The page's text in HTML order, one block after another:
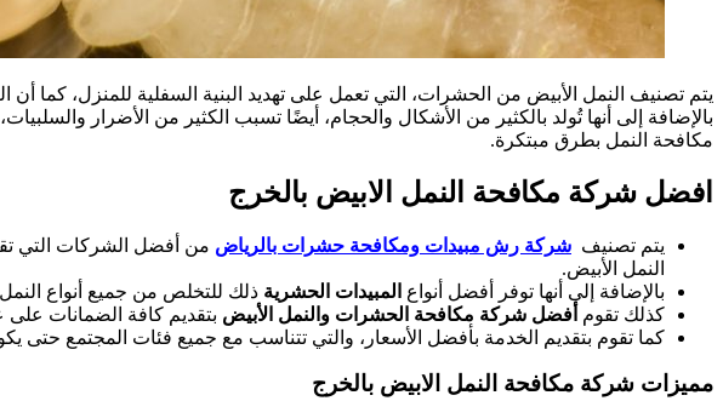
يتم تصنيف النمل الأبيض من الحشرات، التي تعمل على تهديد البنية السفلية للمنزل،
بالإضافة إلى أنها تُولد بالكثير من الأشكال والحجام، أيضًا تسبب الكثير من الأضرار
مكافحة النمل بطرق مبتكرة.
افضل شركة مكافحة النمل الابيض بالخرج
يتم تصنيف شركة رش مبيدات ومكافحة حشرات بالرياض من أفضل الشركات التي
النمل الأبيض.
بالإضافة إلى أنها توفر أفضل أنواع المبيدات الحشرية ذلك للتخلص من جميع أنواع النمل
كذلك تقوم أفضل شركة مكافحة الحشرات والنمل الأبيض بتقديم كافة الضمانات
كما تقوم بتقديم الخدمة بأفضل الأسعار، والتي تتناسب مع جميع فئات المجتمع حتى
مميزات شركة مكافحة النمل الابيض بالخرج